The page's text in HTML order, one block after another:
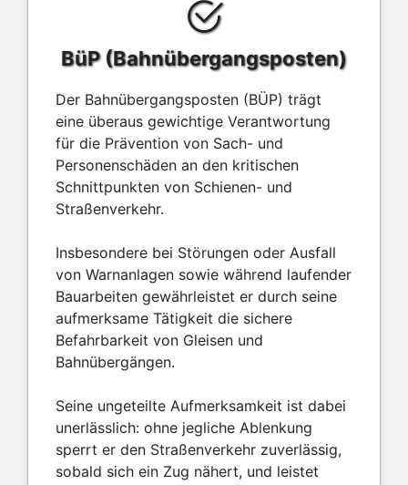
BüP (Bahnübergangsposten)
Der Bahnübergangsposten (BÜP) trägt
eine überaus gewichtige Verantwortung
für die Prävention von Sach- und
Personenschäden an den kritischen
Schnittpunkten von Schienen- und
Straßenverkehr.
Insbesondere bei Störungen oder Ausfall
von Warnanlagen sowie während laufender
Bauarbeiten gewährleistet er durch seine
aufmerksame Tätigkeit die sichere
Befahrbarkeit von Gleisen und
Bahnübergängen.
Seine ungeteilte Aufmerksamkeit ist dabei
unerlässlich: ohne jegliche Ablenkung
sperrt er den Straßenverkehr zuverlässig,
sobald sich ein Zug nähert, und leistet